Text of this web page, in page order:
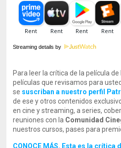
Streaming details by
Para leer la crítica de la película
películas que revisamos para
se suscriban a nuestro perfil
de ese y otros contenidos
en cine y streaming, a series,
reuniones con la Comunidad
nuestros cursos, pases para
CONOCE MÁS. Esta es la crítica